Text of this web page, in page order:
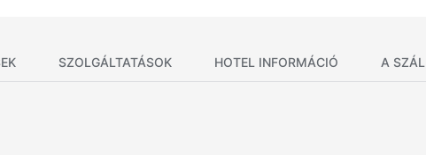
SZOLGÁLTATÁSOK HOTEL INFORMÁCIÓ A